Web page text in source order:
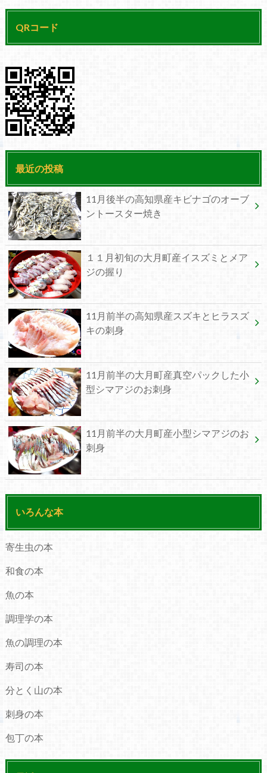
QRコード
最近の投稿
11月後半の高知県産キビナゴのオーブ
ントースター焼き
１１月初旬の大月町産イスズミとメア
ジの握り
11月前半の高知県産スズキとヒラスズ
キの刺身
11月前半の大月町産真空パックした小
型シマアジのお刺身
11月前半の大月町産小型シマアジのお
刺身
いろんな本
寄生虫の本
和食の本
魚の本
調理学の本
魚の調理の本
寿司の本
分とく山の本
刺身の本
包丁の本